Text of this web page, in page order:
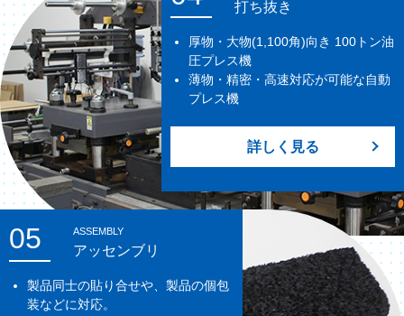
打ち抜き
厚物・大物(1,100角)向き 100トン油
圧プレス機
薄物・精密・高速対応が可能な自動
プレス機
詳しく見る
05 ASSEMBLY
アッセンブリ
製品同士の貼り合せや、製品の個包
装などに対応。